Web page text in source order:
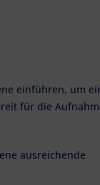
einführen, um
für die
ausreichende